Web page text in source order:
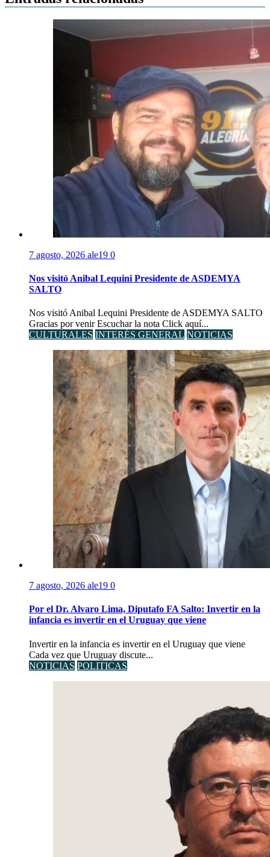
7 agosto, 2026 ale19 0
Nos visitó Anibal Lequini Presidente de ASDEMYA
SALTO
Nos visitó Anibal Lequini Presidente de ASDEMYA SALTO
Gracias por venir Escuchar la nota Click aquí...
CULTURALES INTERÉS GENERAL NOTICIAS
7 agosto, 2026 ale19 0
Por el Dr. Alvaro Lima, Diputafo FA Salto: Invertir en la
infancia es invertir en el Uruguay que viene
Invertir en la infancia es invertir en el Uruguay que viene
Cada vez que Uruguay discute...
NOTICIAS POLITICAS